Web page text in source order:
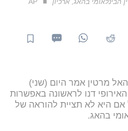
מרטין אמר היום (שני)
דנו לראשונה באפשרות
אם היא לא תציית להוראה של
בהאג.